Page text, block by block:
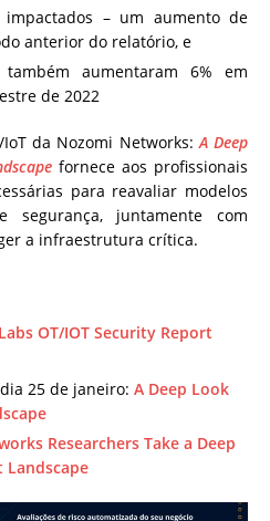
– um aumento de
anterior do relatório, e
aumentaram 6% em
de 2022
IoT da Nozomi Networks:A Deep
fornece aos profissionais
para reavaliar modelos
juntamente com
a infraestrutura crítica.
OT/IOT Security Report
25 de janeiro: A Deep Look
Researchers Take a Deep
Landscape